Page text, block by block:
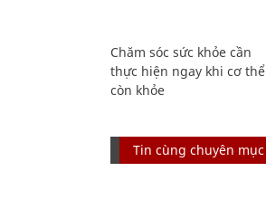
Chăm sóc sức khỏe cần
thực hiện ngay khi cơ thể
còn khỏe
Tin cùng chuyên mục